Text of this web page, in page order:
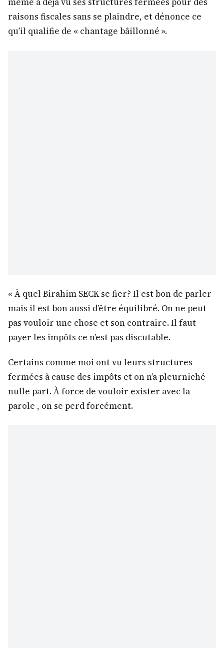
raisons fiscales sans se plaindre, et dénonce ce
qu’il qualifie de « chantage bâillonné ».
« À quel Birahim SECK se fier? Il est bon de parler
mais il est bon aussi d’être équilibré. On ne peut
pas vouloir une chose et son contraire. Il faut
payer les impôts ce n’est pas discutable.
Certains comme moi ont vu leurs structures
fermées à cause des impôts et on n’a pleurniché
nulle part. À force de vouloir exister avec la
parole , on se perd forcément.